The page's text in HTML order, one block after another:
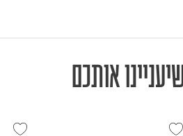
אותכם